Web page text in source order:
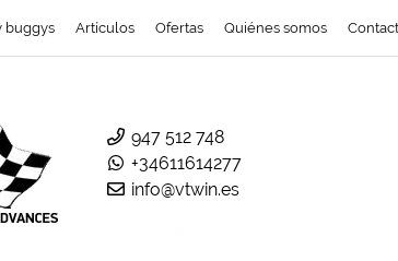
buggys Artículos Ofertas Quiénes somos
947 512 748
+34611614277
info@vtwin.es